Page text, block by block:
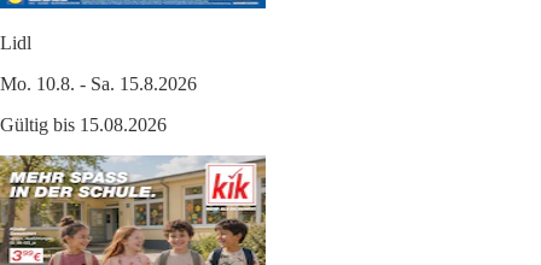
Lidl
Mo. 10.8. - Sa. 15.8.2026
Gültig bis 15.08.2026